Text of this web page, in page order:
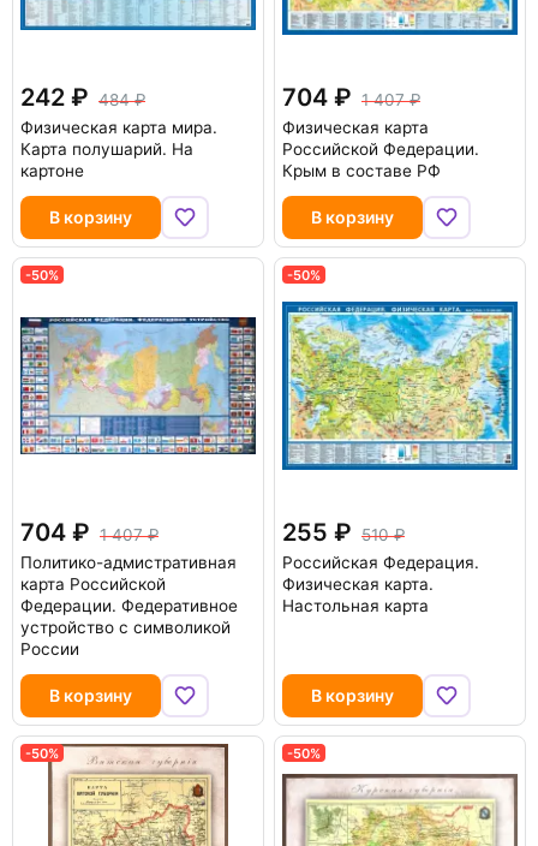
242
484
Физическая карта мира.
Карта полушарий. На
картоне
В корзину
704
1 407
Физическая карта
Российской Федерации.
Крым в составе РФ
В корзину
-50%
704
1 407
Политико-адмистративная
карта Российской
Федерации. Федеративное
устройство с символикой
России
В корзину
-50%
255
510
Российская Федерация.
Физическая карта.
Настольная карта
В корзину
-50% -50%